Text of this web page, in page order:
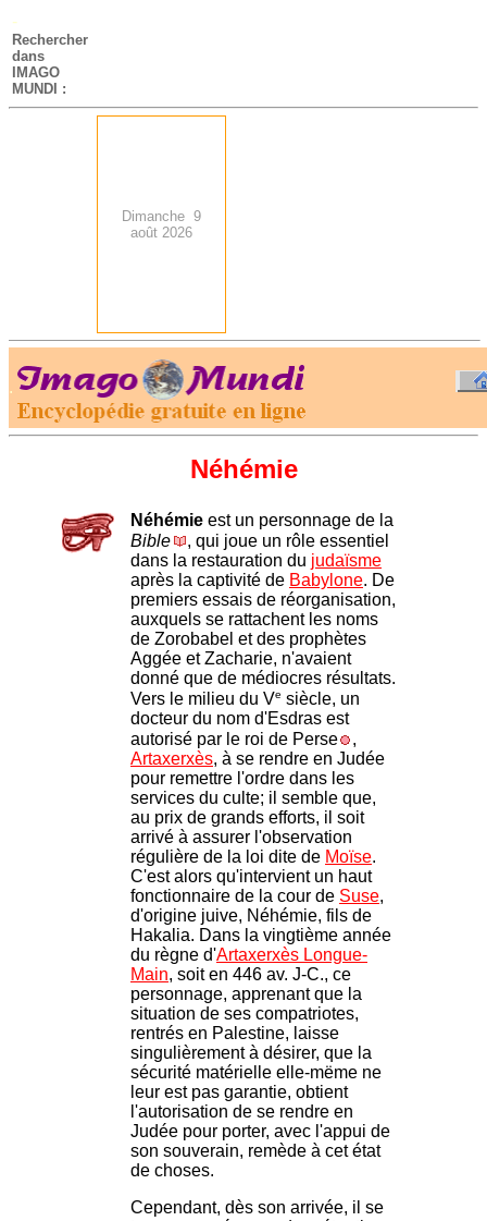
-
Rechercher
dans
IMAGO
MUNDI :
Dimanche 9
août 2026
.
Néhémie
Néhémie est un personnage de la
Bible
, qui joue un rôle essentiel
dans la restauration du judaïsme
après la captivité de Babylone. De
premiers essais de réorganisation,
auxquels se rattachent les noms
de Zorobabel et des prophètes
Aggée et Zacharie, n'avaient
donné que de médiocres résultats.
Vers le milieu du Ve siècle, un
docteur du nom d'Esdras est
autorisé par le roi de Perse
,
Artaxerxès, à se rendre en Judée
pour remettre l'ordre dans les
services du culte; il semble que,
au prix de grands efforts, il soit
arrivé à assurer l'observation
régulière de la loi dite de Moïse.
C'est alors qu'intervient un haut
fonctionnaire de la cour de Suse,
d'origine juive, Néhémie, fils de
Hakalia. Dans la vingtième année
du règne d'Artaxerxès Longue-
Main, soit en 446 av. J-C., ce
personnage, apprenant que la
situation de ses compatriotes,
rentrés en Palestine, laisse
singulièrement à désirer, que la
sécurité matérielle elle-mëme ne
leur est pas garantie, obtient
l'autorisation de se rendre en
Judée pour porter, avec l'appui de
son souverain, remède à cet état
de choses.
Cependant, dès son arrivée, il se